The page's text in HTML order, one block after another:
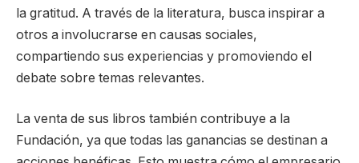
la gratitud. A través de la literatura, busca inspirar a
otros a involucrarse en causas sociales,
compartiendo sus experiencias y promoviendo el
debate sobre temas relevantes.
La venta de sus libros también contribuye a la
Fundación, ya que todas las ganancias se destinan a